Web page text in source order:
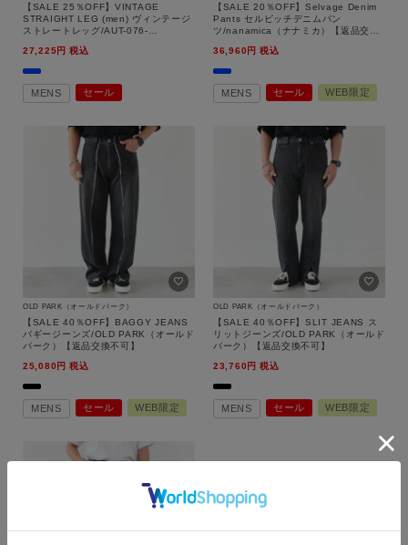
【SALE 25％OFF】VINTAGE
STRAIGHT LEG (men) ヴィンテージ
ストレートレッグ/AUT-076-
パン）【返品交換不可】
27,225 税込
MENS セール
【SALE 20％OFF】Selvage Denim
Pants セルビッチデニムパン
ツ/nanamica（ナナミカ）【返品交換
36,960
税込
MENS セール WEB限定
OLD PARK（オールドパーク）
【SALE 40％OFF】BAGGY JEANS
バギージーンズ/OLD PARK（オールド
パーク）【返品交換不可】
25,080
税込
MENS セール WEB限定
OLD PARK（オールドパーク）
【SALE 40％OFF】SLIT JEANS ス
リットジーンズ/OLD PARK（オールド
パーク）【返品交換不可】
23,760
税込
MENS セール WEB限定